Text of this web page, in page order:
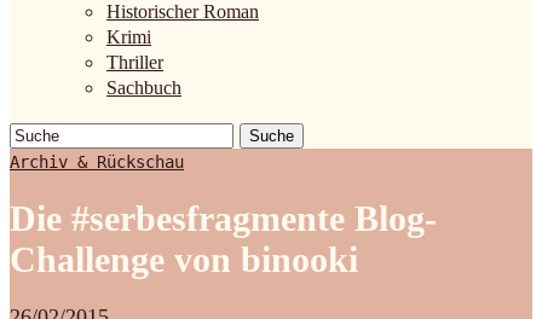
Historischer Roman
Krimi
Thriller
Sachbuch
Suche
Archiv & Rückschau
Die #serbesfragmente Blog-
Challenge von binooki